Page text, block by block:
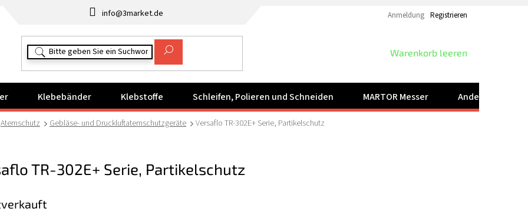
info@3market.de Anmeldung Registrieren
WARENKORB
Warenkorb leeren
Klebebänder Klebstoffe Schleifen, Polieren und Schneiden MARTOR Messer Andere Produkte
Atemschutz Gebläse- und Druckluftatemschutzgeräte Versaflo TR-302E+ Serie, Partikelschutz
TR-302E+ Serie, Partikelschutz